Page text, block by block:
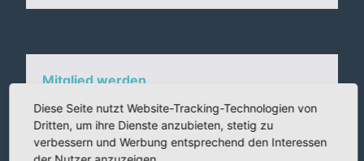
Mitglied werden
Sie identifizieren sich mit den Werten der
CDU, wollen mitdiskutieren und Ihre Ideen
in den politischen Dialog einbringen?
Diese Seite nutzt Website-Tracking-Technologien von
Dritten, um ihre Dienste anzubieten, stetig zu
verbessern und Werbung entsprechend den Interessen